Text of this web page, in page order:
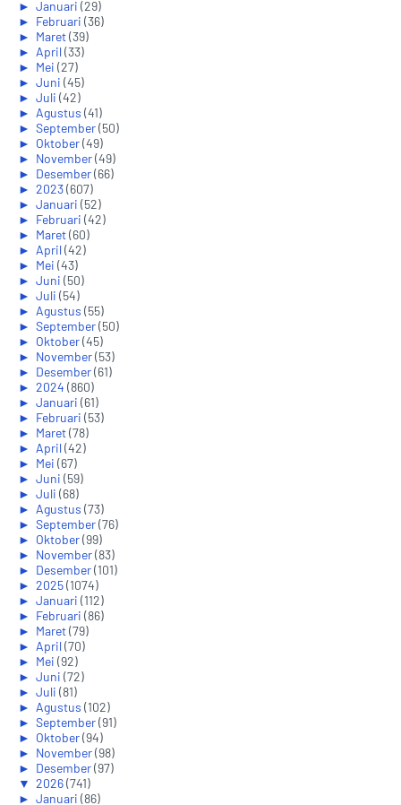
► Januari (29)
► Februari (36)
► Maret(39)
► April(33)
► Mei (27)
► Juni (45)
► Juli (42)
► Agustus (41)
► September(50)
► Oktober(49)
► November(49)
► Desember(66)
► 2023(607)
► Januari (52)
► Februari (42)
► Maret(60)
► April(42)
► Mei (43)
► Juni (50)
► Juli (54)
► Agustus (55)
► September(50)
► Oktober(45)
► November(53)
► Desember(61)
► 2024 (860)
► Januari (61)
► Februari (53)
► Maret(78)
► April(42)
► Mei (67)
► Juni (59)
► Juli (68)
► Agustus (73)
► September(76)
► Oktober(99)
► November(83)
► Desember(101)
► 2025(1074)
► Januari (112)
► Februari (86)
► Maret(79)
► April(70)
► Mei (92)
► Juni (72)
► Juli (81)
► Agustus (102)
► September(91)
► Oktober(94)
► November(98)
► Desember(97)
▼ 2026(741)
► Januari (86)